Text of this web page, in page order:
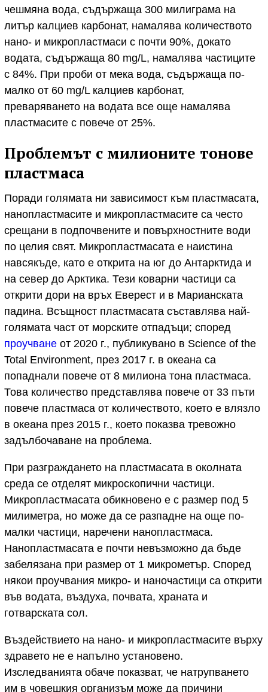
чешмяна вода, съдържаща 300 милиграма на
литър калциев карбонат, намалява количеството
нано- и микропластмаси с почти 90%, докато
водата, съдържаща 80 mg/L, намалява частиците
с 84%. При проби от мека вода, съдържаща по-
малко от 60 mg/L калциев карбонат,
преваряването на водата все още намалява
пластмасите с повече от 25%.
Проблемът с милионите тонове
пластмаса
Поради голямата ни зависимост към пластмасата,
нанопластмасите и микропластмасите са често
срещани в подпочвените и повърхностните води
по целия свят. Микропластмасата е наистина
навсякъде, като е открита на юг до Антарктида и
на север до Арктика. Тези коварни частици са
открити дори на връх Еверест и в Марианската
падина. Всъщност пластмасата съставлява най-
голямата част от морските отпадъци; според
проучване от 2020 г., публикувано в Science of the
Total Environment, през 2017 г. в океана са
попаднали повече от 8 милиона тона пластмаса.
Това количество представлява повече от 33 пъти
повече пластмаса от количеството, което е влязло
в океана през 2015 г., което показва тревожно
задълбочаване на проблема.
При разграждането на пластмасата в околната
среда се отделят микроскопични частици.
Микропластмасата обикновено е с размер под 5
милиметра, но може да се разпадне на още по-
малки частици, наречени нанопластмаса.
Нанопластмасата е почти невъзможно да бъде
забелязана при размер от 1 микрометър. Според
някои проучвания микро- и наночастици са открити
във водата, въздуха, почвата, храната и
готварската сол.
Въздействието на нано- и микропластмасите върху
здравето не е напълно установено.
Изследванията обаче показват, че натрупването
им в човешкия организъм може да причини